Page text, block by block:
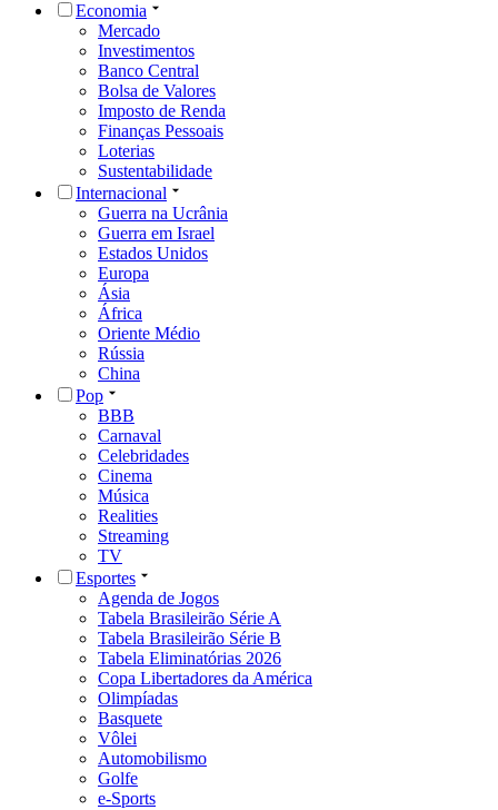
Economia
Mercado
Investimentos
Banco Central
Bolsa de Valores
Imposto de Renda
Finanças Pessoais
Loterias
Sustentabilidade
Internacional
Guerra na Ucrânia
Guerra em Israel
Estados Unidos
Europa
Ásia
África
Oriente Médio
Rússia
China
Pop
BBB
Carnaval
Celebridades
Cinema
Música
Realities
Streaming
TV
Esportes
Agenda de Jogos
Tabela Brasileirão Série A
Tabela Brasileirão Série B
Tabela Eliminatórias 2026
Copa Libertadores da América
Olimpíadas
Basquete
Vôlei
Automobilismo
Golfe
e-Sports